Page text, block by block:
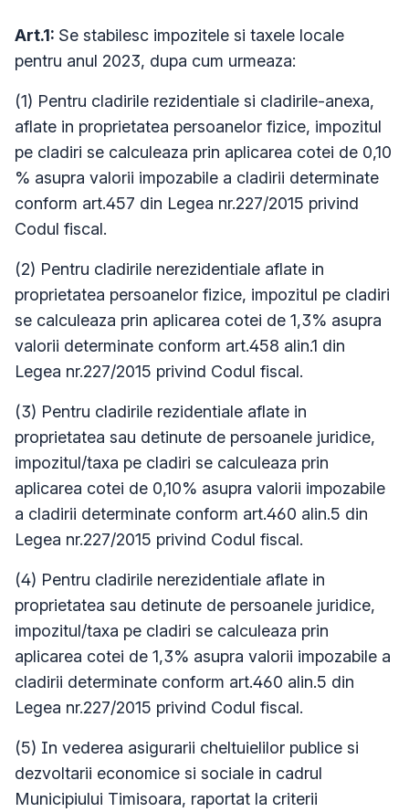
Art.1: Se stabilesc impozitele si taxele locale
pentru anul 2023, dupa cum urmeaza:
(1) Pentru cladirile rezidentiale si cladirile-anexa,
aflate in proprietatea persoanelor fizice, impozitul
pe cladiri se calculeaza prin aplicarea cotei de 0,10
% asupra valorii impozabile a cladirii determinate
conform art.457 din Legea nr.227/2015 privind
Codul fiscal.
(2) Pentru cladirile nerezidentiale aflate in
proprietatea persoanelor fizice, impozitul pe cladiri
se calculeaza prin aplicarea cotei de 1,3% asupra
valorii determinate conform art.458 alin.1 din
Legea nr.227/2015 privind Codul fiscal.
(3) Pentru cladirile rezidentiale aflate in
proprietatea sau detinute de persoanele juridice,
impozitul/taxa pe cladiri se calculeaza prin
aplicarea cotei de 0,10% asupra valorii impozabile
a cladirii determinate conform art.460 alin.5 din
Legea nr.227/2015 privind Codul fiscal.
(4) Pentru cladirile nerezidentiale aflate in
proprietatea sau detinute de persoanele juridice,
impozitul/taxa pe cladiri se calculeaza prin
aplicarea cotei de 1,3% asupra valorii impozabile a
cladirii determinate conform art.460 alin.5 din
Legea nr.227/2015 privind Codul fiscal.
(5) In vederea asigurarii cheltuielilor publice si
dezvoltarii economice si sociale in cadrul
Municipiului Timisoara, raportat la criterii